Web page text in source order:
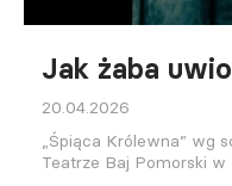
Jak żaba
20.04.2026
„Śpiąca Królewna” wg
Teatrze Baj Pomorski w